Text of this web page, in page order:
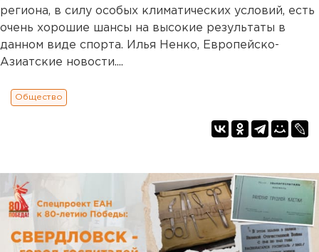
региона, в силу особых климатических условий, есть
очень хорошие шансы на высокие результаты в
данном виде спорта. Илья Ненко, Европейско-
Азиатские новости....
Общество